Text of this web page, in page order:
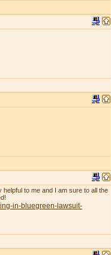
to me and I am sure to all the
in-bluegreen-lawsuit-